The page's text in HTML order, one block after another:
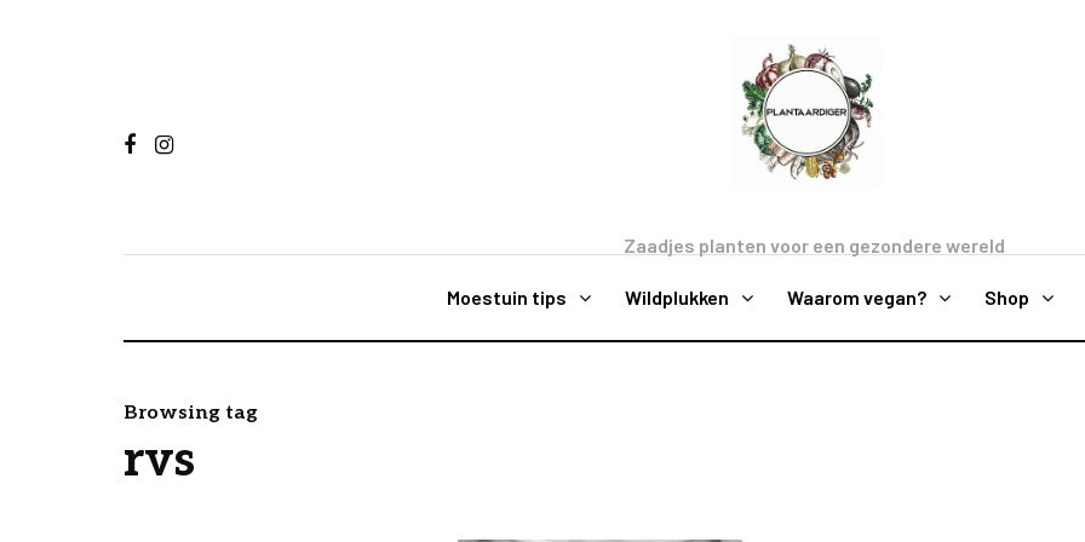
Zaadjes planten voor een gezondere wereld
Moestuin tips Wildplukken Waarom vegan? Shop
Browsing tag
rvs